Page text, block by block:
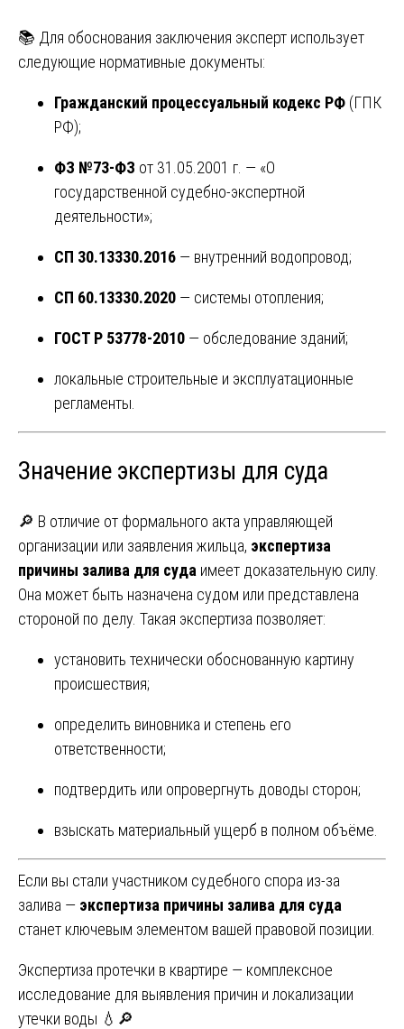
📚 Для обоснования заключения эксперт использует
следующие нормативные документы:
Гражданский процессуальный кодекс РФ (ГПК
РФ);
ФЗ №73-ФЗ от 31.05.2001 г. — «О
государственной судебно-экспертной
деятельности»;
СП 30.13330.2016 — внутренний водопровод;
СП 60.13330.2020 — системы отопления;
ГОСТ Р 53778-2010 — обследование зданий;
локальные строительные и эксплуатационные
регламенты.
Значение экспертизы для суда
🔎 В отличие от формального акта управляющей
организации или заявления жильца, экспертиза
причины залива для суда имеет доказательную силу.
Она может быть назначена судом или представлена
стороной по делу. Такая экспертиза позволяет:
установить технически обоснованную картину
происшествия;
определить виновника и степень его
ответственности;
подтвердить или опровергнуть доводы сторон;
взыскать материальный ущерб в полном объёме.
Если вы стали участником судебного спора из-за
залива — экспертиза причины залива для суда
станет ключевым элементом вашей правовой позиции.
Навигация
по
Экспертиза протечки в квартире — комплексное
исследование для выявления причин и локализации
утечки воды 💧🔎